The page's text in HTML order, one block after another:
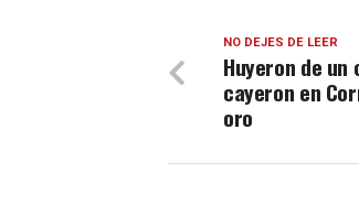
NO DEJES DE LEER
Huyeron de
cayeron en
oro